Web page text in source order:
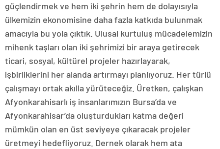
güçlendirmek ve hem iki şehrin hem de dolayısıyla
ülkemizin ekonomisine daha fazla katkıda bulunmak
amacıyla bu yola çıktık. Ulusal kurtuluş mücadelemizin
mihenk taşları olan iki şehrimizi bir araya getirecek
ticari, sosyal, kültürel projeler hazırlayarak,
işbirliklerini her alanda artırmayı planlıyoruz. Her türlü
çalışmayı ortak akılla yürüteceğiz. Üretken, çalışkan
Afyonkarahisarlı iş insanlarımızın Bursa’da ve
Afyonkarahisar’da oluşturdukları katma değeri
mümkün olan en üst seviyeye çıkaracak projeler
üretmeyi hedefliyoruz. Dernek olarak hem ata